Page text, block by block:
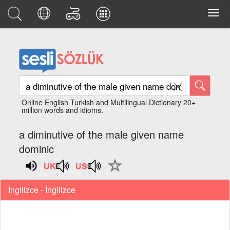
Online English Turkish and Multilingual Dictionary 20+
million words and idioms.
a diminutive of the male given name
dominic
İngilizce - İngilizce